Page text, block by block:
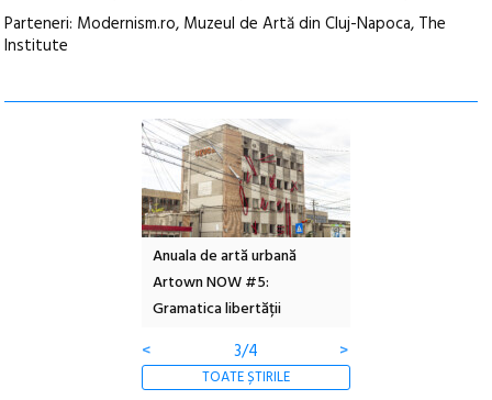
Parteneri: Modernism.ro, Muzeul de Artă din Cluj-Napoca, The
Institute
Anuala de artă urbană
Artown NOW #5:
Gramatica libertății
<
3/4 >
TOATE ȘTIRILE